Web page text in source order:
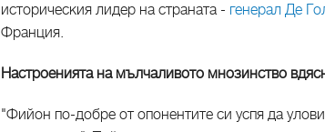
историческия лидер на страната - генерал Де
Франция.
Настроенията на мълчаливото мнозинство
"Фийон по-добре от опонентите си успя да